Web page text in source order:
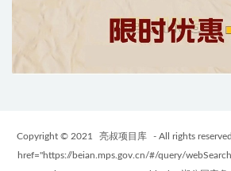
Copyright © 2021 亮叔项目库 - All rights reserved
href="https://beian.mps.gov.cn/#/query/